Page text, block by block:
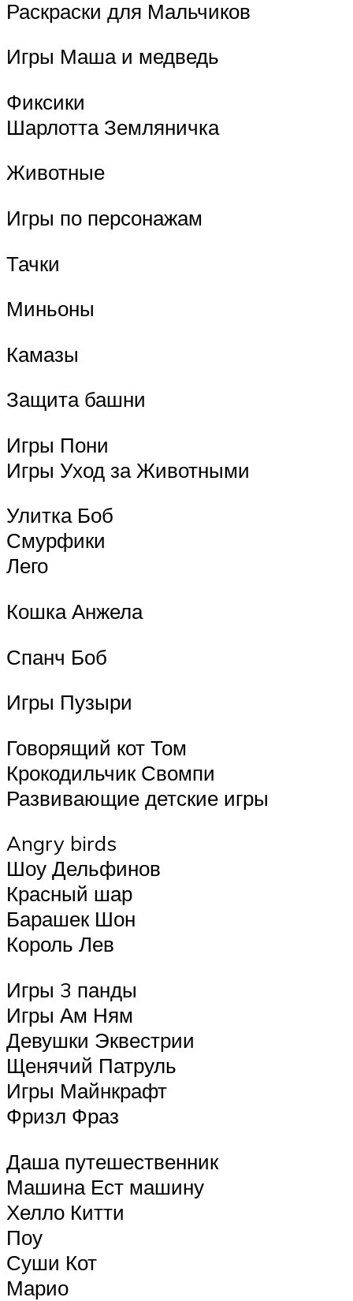
Раскраски для Мальчиков
Игры Маша и медведь
Фиксики
Шарлотта Земляничка
Животные
Игры по персонажам
Тачки
Миньоны
Камазы
Защита башни
Игры Пони
Игры Уход за Животными
Улитка Боб
Смурфики
Лего
Кошка Анжела
Спанч Боб
Игры Пузыри
Говорящий кот Том
Крокодильчик Свомпи
Развивающие детские игры
Angry birds
Шоу Дельфинов
Красный шар
Барашек Шон
Король Лев
Игры 3 панды
Игры Ам Ням
Девушки Эквестрии
Щенячий Патруль
Игры Майнкрафт
Фризл Фраз
Даша путешественник
Машина Ест машину
Хелло Китти
Поу
Суши Кот
Марио